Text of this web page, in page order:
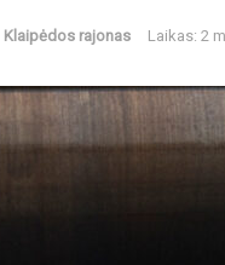
Klaipėdos rajonas Laikas: 2